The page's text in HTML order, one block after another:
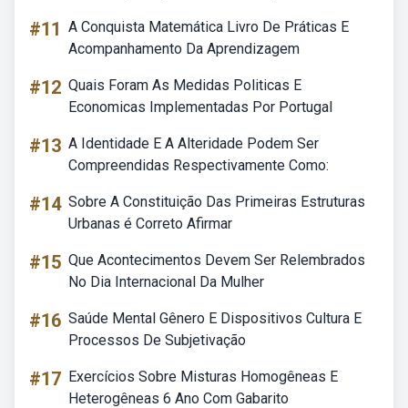
#11 A Conquista Matemática Livro De Práticas E
Acompanhamento Da Aprendizagem
#12 Quais Foram As Medidas Politicas E
Economicas Implementadas Por Portugal
#13 A Identidade E A Alteridade Podem Ser
Compreendidas Respectivamente Como:
#14 Sobre A Constituição Das Primeiras Estruturas
Urbanas é Correto Afirmar
#15 Que Acontecimentos Devem Ser Relembrados
No Dia Internacional Da Mulher
#16 Saúde Mental Gênero E Dispositivos Cultura E
Processos De Subjetivação
#17 Exercícios Sobre Misturas Homogêneas E
Heterogêneas 6 Ano Com Gabarito